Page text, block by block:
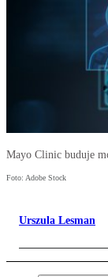
Mayo Clinic buduje
Foto: Adobe Stock
Urszula Lesman